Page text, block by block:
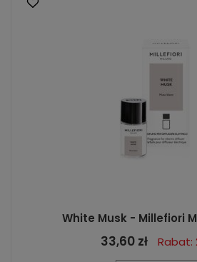
White Musk - Millefiori
33,60 zł Rabat: